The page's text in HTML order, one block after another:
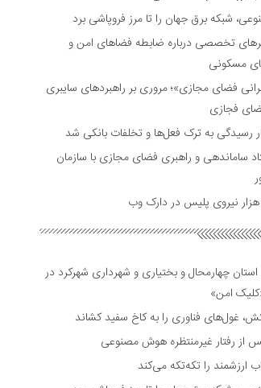
شبکه برق جهان را تا مرز فروپاشی برد
تخصصی درباره ضابطه فضا‌های امن و
مسکونی
فضای مجازی»؛ مروری بر راهبرد‌های سایبری
فجازی
رسیدگی به ترک فعل‌ها و تخلفات بانکی شد
ساماندهی و راهبری فضای مجازی با سازمان
چهارمحال و بختیاری و شهرداری شهرکرد در
امن»
غول‌های فناوری را به کاخ سفید کشاند
از رفتار غیرمنتظره هوش مصنوعی
ارزشمند را تکه‌تکه می‌کند